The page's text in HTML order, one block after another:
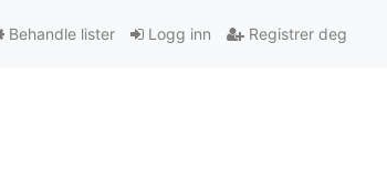
Logg inn Registrer deg
Behandle lister